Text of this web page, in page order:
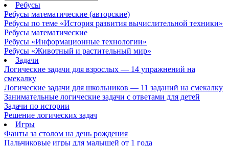
Ребусы
Ребусы математические (авторские)
Ребусы по теме «История развития вычислительной техники»
Ребусы математические
Ребусы «Информационные технологии»
Ребусы «Животный и растительный мир»
Задачи
Логические задачи для взрослых — 14 упражнений на
смекалку
Логические задачи для школьников — 11 заданий на смекалку
Занимательные логические задачи с ответами для детей
Задачи по истории
Решение логических задач
Игры
Фанты за столом на день рождения
Пальчиковые игры для малышей от 1 года